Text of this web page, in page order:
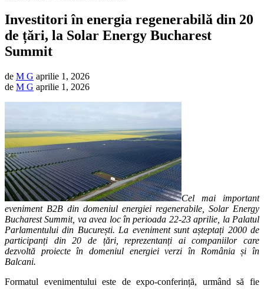
Investitori în energia regenerabilă din 20
de țări, la Solar Energy Bucharest
Summit
de M G aprilie 1, 2026
de M G aprilie 1, 2026
Cel mai important
eveniment B2B din domeniul energiei regenerabile, Solar Energy
Bucharest Summit, va avea loc în perioada 22-23 aprilie, la Palatul
Parlamentului din București. La eveniment sunt așteptați 2000 de
participanți din 20 de țări, reprezentanți ai companiilor care
dezvoltă proiecte în domeniul energiei verzi în România și în
Balcani.
Formatul evenimentului este de expo-conferință, urmând să fie